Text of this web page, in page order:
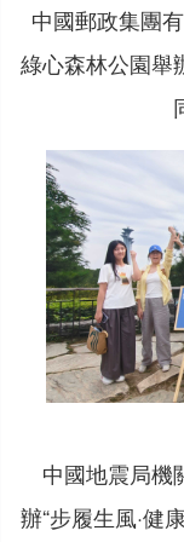
中國郵政集團
綠心森林公園舉
中國地震局機
辦“步履生風·健